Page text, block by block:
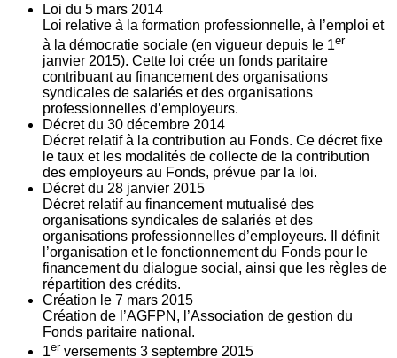
Loi du 5 mars 2014
Loi relative à la formation professionnelle, à l’emploi et
à la démocratie sociale (en vigueur depuis le 1er
janvier 2015). Cette loi crée un fonds paritaire
contribuant au financement des organisations
syndicales de salariés et des organisations
professionnelles d’employeurs.
Décret du 30 décembre 2014
Décret relatif à la contribution au Fonds. Ce décret fixe
le taux et les modalités de collecte de la contribution
des employeurs au Fonds, prévue par la loi.
Décret du 28 janvier 2015
Décret relatif au financement mutualisé des
organisations syndicales de salariés et des
organisations professionnelles d’employeurs. Il définit
l’organisation et le fonctionnement du Fonds pour le
financement du dialogue social, ainsi que les règles de
répartition des crédits.
Création le 7 mars 2015
Création de l’AGFPN, l’Association de gestion du
Fonds paritaire national.
1er versements 3 septembre 2015